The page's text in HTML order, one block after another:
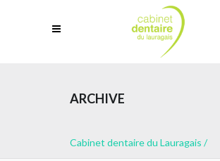
ARCHIVE
Cabinet dentaire du Lauragais /